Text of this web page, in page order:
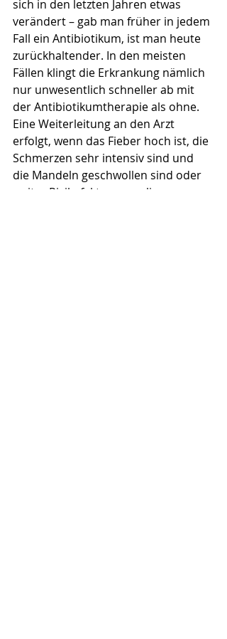
sich in den letzten Jahren etwas
verändert – gab man früher in jedem
Fall ein Antibiotikum, ist man heute
zurückhaltender. In den meisten
Fällen klingt die Erkrankung nämlich
nur unwesentlich schneller ab mit
der Antibiotikumtherapie als ohne.
Eine Weiterleitung an den Arzt
erfolgt, wenn das Fieber hoch ist, die
Schmerzen sehr intensiv sind und
die Mandeln geschwollen sind oder
weiter Risikofaktoren vorliegen.